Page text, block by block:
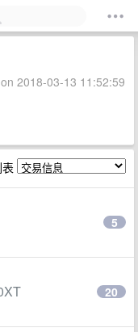
2018-03-13 11:52:59
5
20